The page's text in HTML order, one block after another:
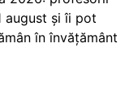
august și îi pot
în învățământ